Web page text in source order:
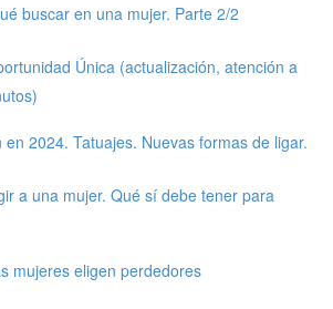
buscar en una mujer. Parte 2/2
Única (actualización, atención a
en 2024. Tatuajes. Nuevas formas de ligar.
a una mujer. Qué sí debe tener para
mujeres eligen perdedores